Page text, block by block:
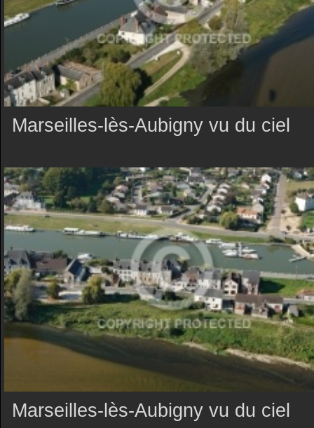
Marseilles-lès-Aubigny vu du ciel
Marseilles-lès-Aubigny vu du ciel